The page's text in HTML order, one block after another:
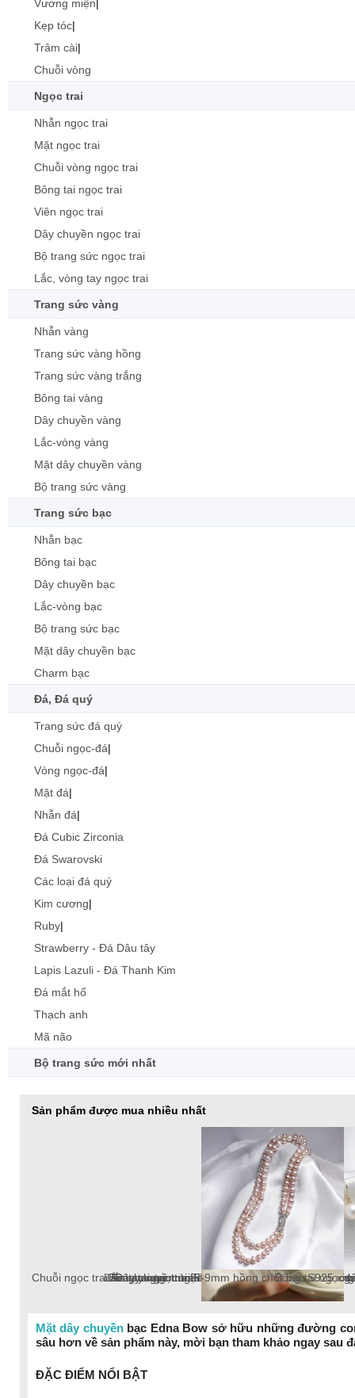
Vương miện
Kẹp tóc|
Trâm cài|
Chuỗi vòng
Ngọc trai
Nhẫn ngọc trai
Mặt ngọc trai
Chuỗi vòng ngọc trai
Bông tai ngọc trai
Viên ngọc trai
Dây chuyền ngọc trai
Bộ trang sức ngọc trai
Lắc, vòng tay ngọc trai
Trang sức vàng
Nhẫn vàng
Trang sức vàng hồng
Trang sức vàng trắng
Bông tai vàng
Dây chuyền vàng
Lắc-vòng vàng
Mặt dây chuyền vàng
Bộ trang sức vàng
Trang sức bạc
Nhẫn bạc
Bông tai bạc
Dây chuyền bạc
Lắc-vòng bạc
Bộ trang sức bạc
Mặt dây chuyền bạc
Charm bạc
Đá, Đá quý
Trang sức đá quý
Chuỗi ngọc-đá|
Vòng ngọc-đá|
Mặt đá|
Nhẫn đá|
Đá Cubic Zirconia
Đá Swarovski
Các loại đá quý
Kim cương|
Ruby|
Strawberry - Đá Dâu tây
Lapis Lazuli - Đá Thanh Kim
Đá mắt hổ
Thạch anh
Mã não
Bộ trang sức mới nhất
Sản phẩm được mua nhiều nhất
Lắc tay ngọc trai Freshwater tròn 10-11mm trắng
Lắc tay ngọc trai Freshwater tròn 6-7mm trắng
Dây chuyền ngọc trai Freshwater tròn 6-7mm
chuỗi ngọc trai Freshwater 18k, ngọc trai tròn
Bông tai ngọc trai thật 8-9mm
Lắc tay ngọc trai tròn 10-12mm
Chuỗi ngọc trai Freshwater tròn 5-6mm trắng chốt bạc
Chuỗi ngọc trai
Mặt dây chuyềnbạc Edna Bow sở hữu những đường
sâu hơn về sản phẩm này, mời bạn tham khảo ngay sau
ĐẶC ĐIỂM NỔI BẬT